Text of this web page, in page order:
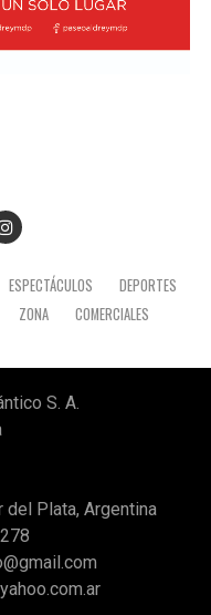
ESPECTÁCULOS
DEPORTES
ZONA COMERCIALES
S. A.
Plata, Argentina